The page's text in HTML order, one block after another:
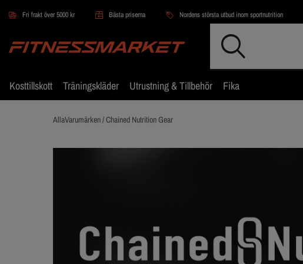
Fri frakt över 5000 kr Bästa priserna Nordens största utbud inom sportnutrition
Kosttillskott Träningskläder Utrustning & Tillbehör Fika
AllaVarumärken /Chained Nutrition Gear